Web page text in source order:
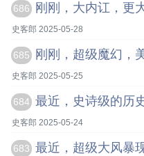
686 刚刚，大内讧，更
史客郎 2025-05-28
685 刚刚，超级魔幻，
史客郎 2025-05-25
684 最近，史诗级的历
史客郎 2025-05-24
683 最近，超级大风暴